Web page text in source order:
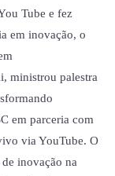
Tube e fez
em inovação, o
ministrou palestra
em parceria com
via YouTube. O
inovação na